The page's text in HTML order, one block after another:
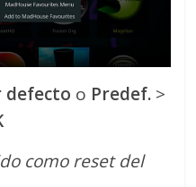
defecto o Predef. >
como reset del